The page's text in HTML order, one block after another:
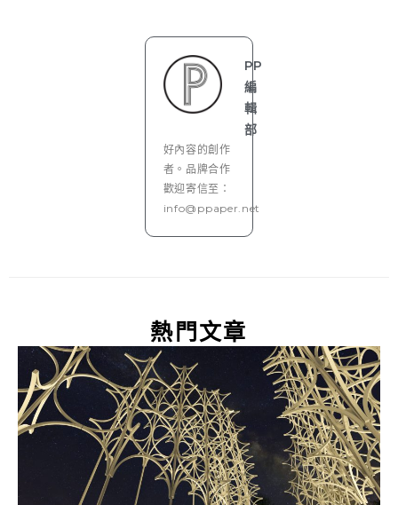
PP
編
輯
部
好內容的創作
者。品牌合作
歡迎寄信至：
info@ppaper.net
熱門文章